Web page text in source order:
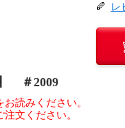
レ
＃2009
読みください。
文ください。